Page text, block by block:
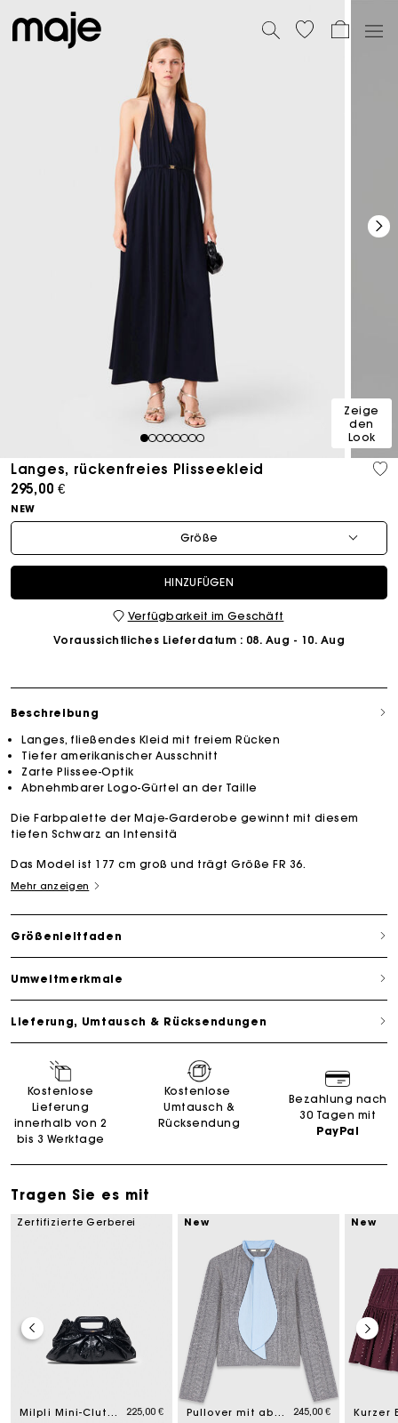
12345678
Zeige
den
Look
Langes, rückenfreies Plisseekleid
295,00 €
NEW
Größe
HINZUFÜGEN
Verfügbarkeit im Geschäft
Voraussichtliches Lieferdatum : 08. Aug - 10. Aug
Beschreibung
Langes, fließendes Kleid mit freiem Rücken
Tiefer amerikanischer Ausschnitt
Zarte Plissee-Optik
Abnehmbarer Logo-Gürtel an der Taille
Die Farbpalette der Maje-Garderobe gewinnt mit diesem
tiefen Schwarz an Intensitä
Das Model ist 177 cm groß und trägt Größe FR 36.
Mehr anzeigen
Größenleitfaden
Umweltmerkmale
Lieferung, Umtausch & Rücksendungen
Kostenlose
Lieferung
innerhalb von 2
bis 3 Werktage
Kostenlose
Umtausch &
Rücksendung
Bezahlung nach
30 Tagen mit
PayPal
Tragen Sie es mit
Zertifizierte Gerberei
Milpli Mini-Clutch Craquelé-Leder 225,00 €
New
Pullover mit abnehmbarem Kragen 245,00 €
New